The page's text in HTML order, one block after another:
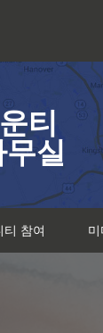
티
실
티 참여 미